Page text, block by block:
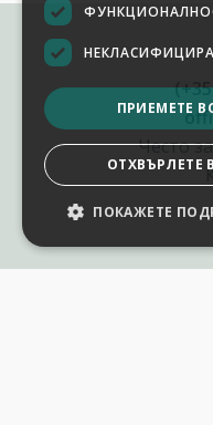
Често
ПРИЕМЕТЕ
ОТХВЪРЛЕТЕ
ПОКАЖЕТЕ